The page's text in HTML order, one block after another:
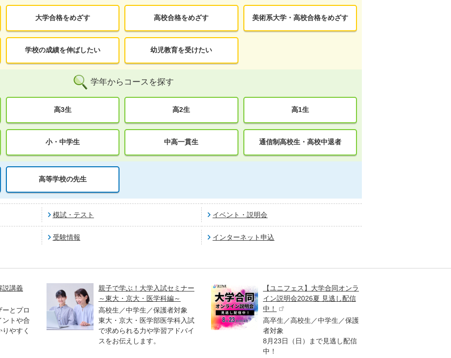
大学合格をめざす 高校合格をめざす 美術系大学・高校合格をめざす
学校の成績を伸ばしたい 幼児教育を受けたい
学年からコースを探す
高3生 高2生 高1生
小・中学生 中高一貫生 通信制高校生・高校中退者
高等学校の先生
模試・テスト イベント・説明会
受験情報 インターネット申込
説講義
とプロ
ントや合
やすく
親子で学ぶ！大学入試セミナー
～東大・京大・医学科編～
高校生／中学生／保護者対象
東大・京大・医学部医学科入試
で求められる力や学習アドバイ
スをお伝えします。
【ユニフェス】大学合同オンラ
イン説明会2026夏 見逃し配信
中！
高卒生／高校生／中学生／保護
者対象
8月23日（日）まで見逃し配信
中！